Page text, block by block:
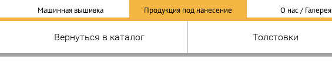
Машинная вышивка Продукция под нанесение О нас / Галерея
Вернуться в каталог Толстовки